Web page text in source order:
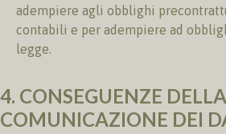
adempiere agli obblighi
contabili e per adempiere ad
legge.
4. CONSEGUENZE
COMUNICAZIONE DEI